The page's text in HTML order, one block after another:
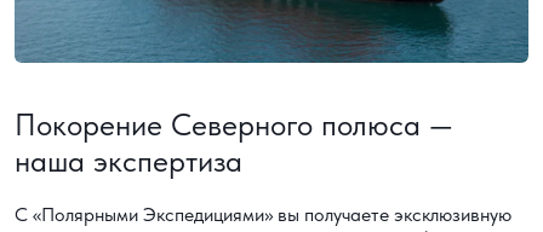
Покорение Северного полюса —
наша экспертиза
С «Полярными Экспедициями» вы получаете эксклюзивную